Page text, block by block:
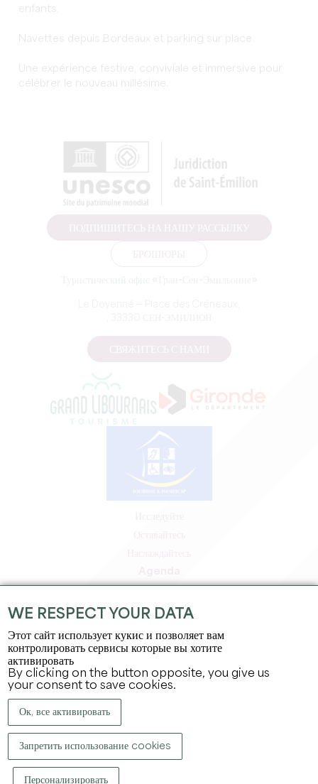
enfants.
Navettes depuis Bordeaux et parking sur place.
Une expérience festive, conviviale et immersive pour
célébrer le nouveau millésime.
Зона для участников
Вакансии и стажировки
Политика конфиденциальности
WE RESPECT YOUR DATA
Этот сайт использует кукис и позволяет вам
контролировать сервисы которые вы хотите
активировать
By clicking on the button opposite, you give us
your consent to save cookies.
Ок, все активировать
Запретить использование cookies
Персонализировать